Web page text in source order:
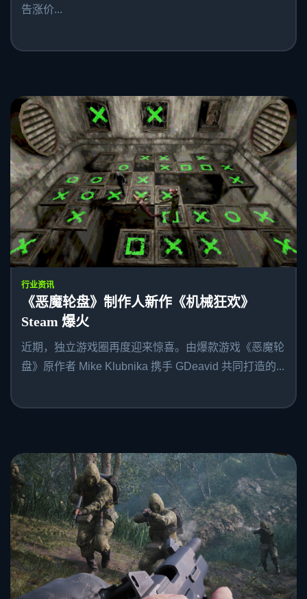
告涨价...
行业资讯
《恶魔轮盘》制作人新作《机械狂欢》
Steam 爆火
近期，独立游戏圈再度迎来惊喜。由爆款游戏《恶魔轮
盘》原作者 Mike Klubnika 携手 GDeavid 共同打造的...